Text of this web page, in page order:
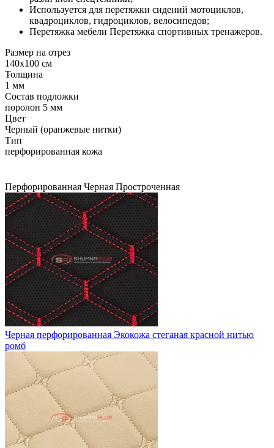
Используется для перетяжки сидений мотоциклов,
квадроциклов, гидроциклов, велосипедов;
Перетяжка мебели Перетяжка спортивных тренажеров.
Размер на отрез
140x100 см
Толщина
1 мм
Состав подложки
поролон 5 мм
Цвет
Черный (оранжевые нитки)
Тип
перфорированная кожа
Перфорированная Черная Простроченная
Черная перфорированная Экокожа стеганая красной нитью
ромб